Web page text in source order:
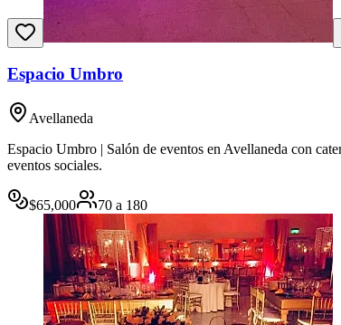
Espacio Umbro
Avellaneda
Espacio Umbro | Salón de eventos en Avellaneda con
eventos sociales.
$65,000 70 a 180